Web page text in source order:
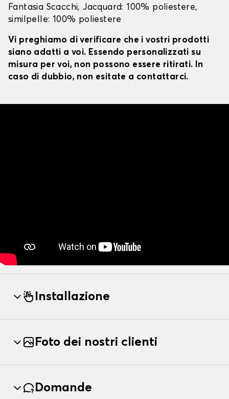
Fantasia Scacchi, Jacquard: 100% poliestere,
similpelle: 100% poliestere
Vi preghiamo di verificare che i vostri prodotti
siano adatti a voi. Essendo personalizzati su
misura per voi, non possono essere ritirati. In
caso di dubbio, non esitate a contattarci.
Installazione
Foto dei nostri clienti
Domande